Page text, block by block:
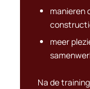
manieren
meer
Na de